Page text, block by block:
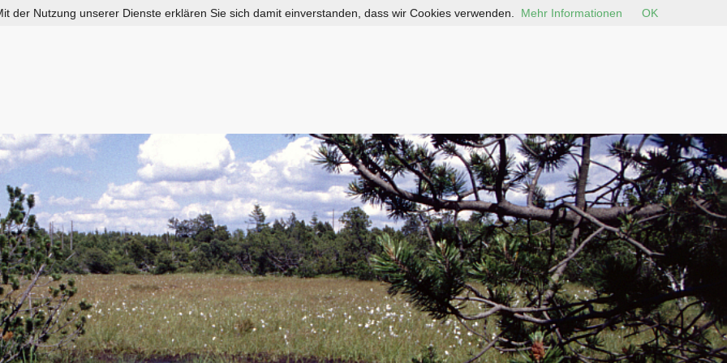
der Nutzung unserer Dienste erklären Sie sich damit einverstanden, dass wir Cookies verwenden. Mehr Informationen OK